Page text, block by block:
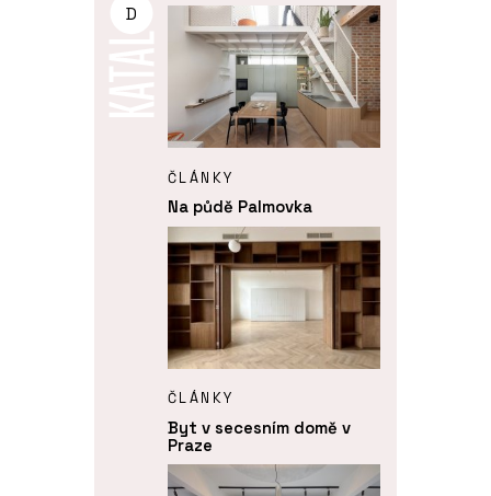
D
ČLÁNKY
Na půdě Palmovka
ČLÁNKY
Byt v secesním domě v
Praze